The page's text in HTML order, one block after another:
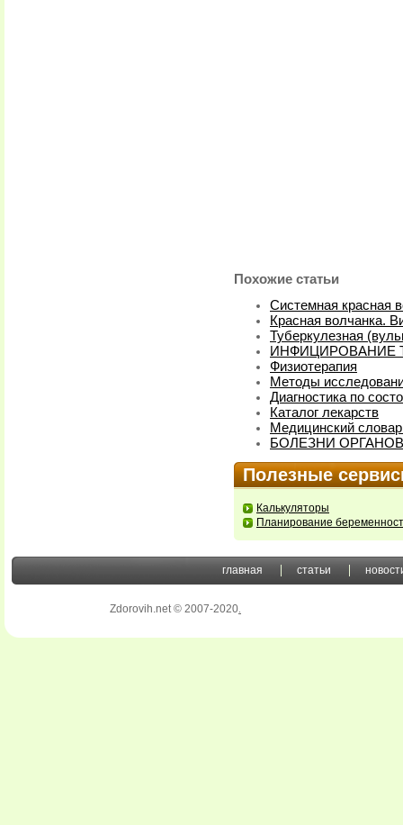
Похожие статьи
Системная красная
Красная волчанка.
Туберкулезная
ИНФИЦИРОВАНИЕ
Физиотерапия
Методы
Диагностика по
Каталог лекарств
Медицинский
БОЛЕЗНИ
Полезные
Калькуляторы
Планирование
главная статьи
Zdorovih.net © 2007-2020